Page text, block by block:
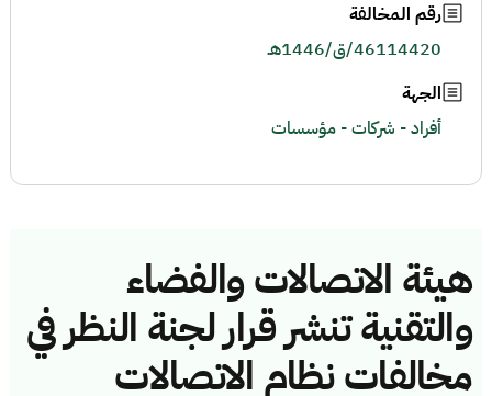
هيئة الاتصالات والفضاء
والتقنية تنشر قرار لجنة النظر في
مخالفات نظام الاتصالات
رقم المخالفة
46114420/ق/1446هـ
الجهة
أفراد - شركات - مؤسسات